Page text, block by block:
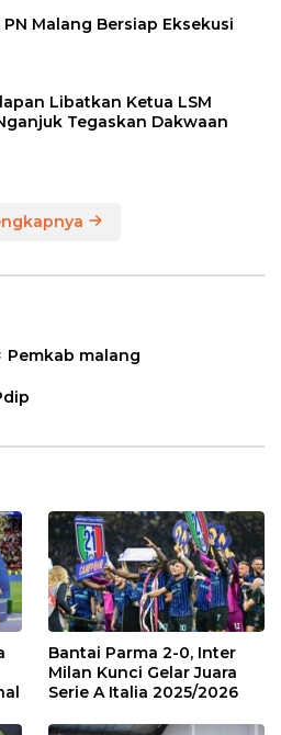
Malang Bersiap Eksekusi
Libatkan Ketua LSM
Tegaskan Dakwaan
Pemkab malang
Bantai Parma 2-0, Inter
Milan Kunci Gelar Juara
Serie A Italia 2025/2026